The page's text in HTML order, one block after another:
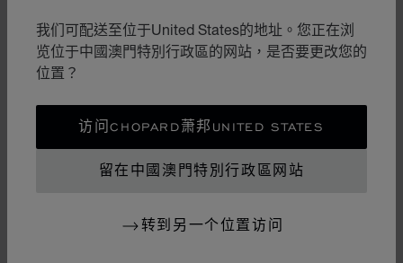
我们可配送至位于United States的地址。您正在浏
览位于中國澳門特別行政區的网站，是否要更改您的
位置？
访问CHOPARD萧邦UNITED STATES
留在中國澳門特別行政區网站
转到另一个位置访问
+61 2 8197 6007
T GALLERIA BY DFS
155 George Street
The Rocks
+ 61 2 8243 8741